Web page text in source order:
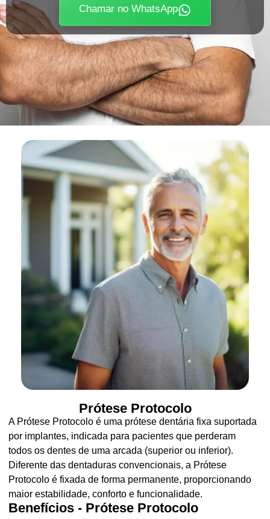
Chamar no WhatsApp
Prótese Protocolo
A Prótese Protocolo é uma prótese dentária fixa suportada
por implantes, indicada para pacientes que perderam
todos os dentes de uma arcada (superior ou inferior).
Diferente das dentaduras convencionais, a Prótese
Protocolo é fixada de forma permanente, proporcionando
maior estabilidade, conforto e funcionalidade.
Benefícios - Prótese Protocolo